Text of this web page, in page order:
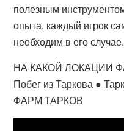
полезным
опыта, каждый игрок
необходим в его случае.
НА КАКОЙ ЛОКАЦИИ
Побег из Таркова ●
ФАРМ ТАРКОВ